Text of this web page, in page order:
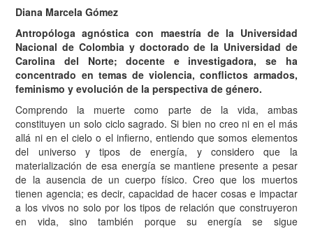
Diana Marcela Gómez
Antropóloga agnóstica con maestría de la Universidad
Nacional de Colombia y doctorado de la Universidad de
Carolina del Norte; docente e investigadora, se ha
concentrado en temas de violencia, conflictos armados,
feminismo y evolución de la perspectiva de género.
Comprendo la muerte como parte de la vida, ambas
constituyen un solo ciclo sagrado. Si bien no creo ni en el más
allá ni en el cielo o el infierno, entiendo que somos elementos
del universo y tipos de energía, y considero que la
materialización de esa energía se mantiene presente a pesar
de la ausencia de un cuerpo físico. Creo que los muertos
tienen agencia; es decir, capacidad de hacer cosas e impactar
a los vivos no solo por los tipos de relación que construyeron
en vida, sino también porque su energía se sigue